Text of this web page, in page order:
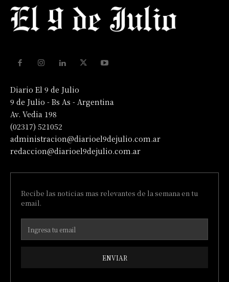
Diario El 9 de Julio
9 de Julio - Bs As - Argentina
Av. Vedia 198
(02317) 521052
administracion@diarioel9dejulio.com.ar
redaccion@diarioel9dejulio.com.ar
Recibe las noticias mas relevantes de la semana en tu
email.
ENVIAR